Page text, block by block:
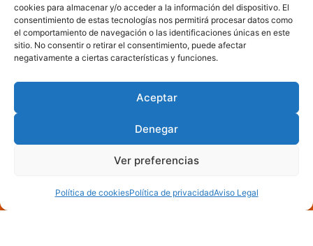
cookies para almacenar y/o acceder a la información del dispositivo. El
consentimiento de estas tecnologías nos permitirá procesar datos como
el comportamiento de navegación o las identificaciones únicas en este
sitio. No consentir o retirar el consentimiento, puede afectar
negativamente a ciertas características y funciones.
Aceptar
Denegar
Ver preferencias
Política de cookiesPolítica de privacidadAviso Legal